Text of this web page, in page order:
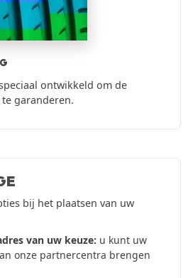
ontwikkeld om de
garanderen.
bij het plaatsen van uw
van uw keuze: u kunt uw
onze partnercentra brengen